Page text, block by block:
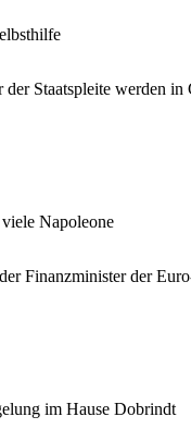
Staatspleite werden
Napoleone
Finanzminister der
im Hause Dobrindt